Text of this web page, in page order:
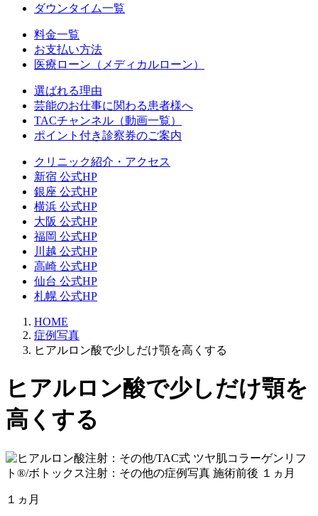
ダウンタイム一覧
料金一覧
お支払い方法
医療ローン（メディカルローン）
選ばれる理由
芸能のお仕事に関わる患者様へ
TACチャンネル（動画一覧）
ポイント付き診察券のご案内
クリニック紹介・アクセス
新宿 公式HP
銀座 公式HP
横浜 公式HP
大阪 公式HP
福岡 公式HP
川越 公式HP
高崎 公式HP
仙台 公式HP
札幌 公式HP
HOME
症例写真
ヒアルロン酸で少しだけ顎を高くする
ヒアルロン酸で少しだけ顎を
高くする
１ヵ月